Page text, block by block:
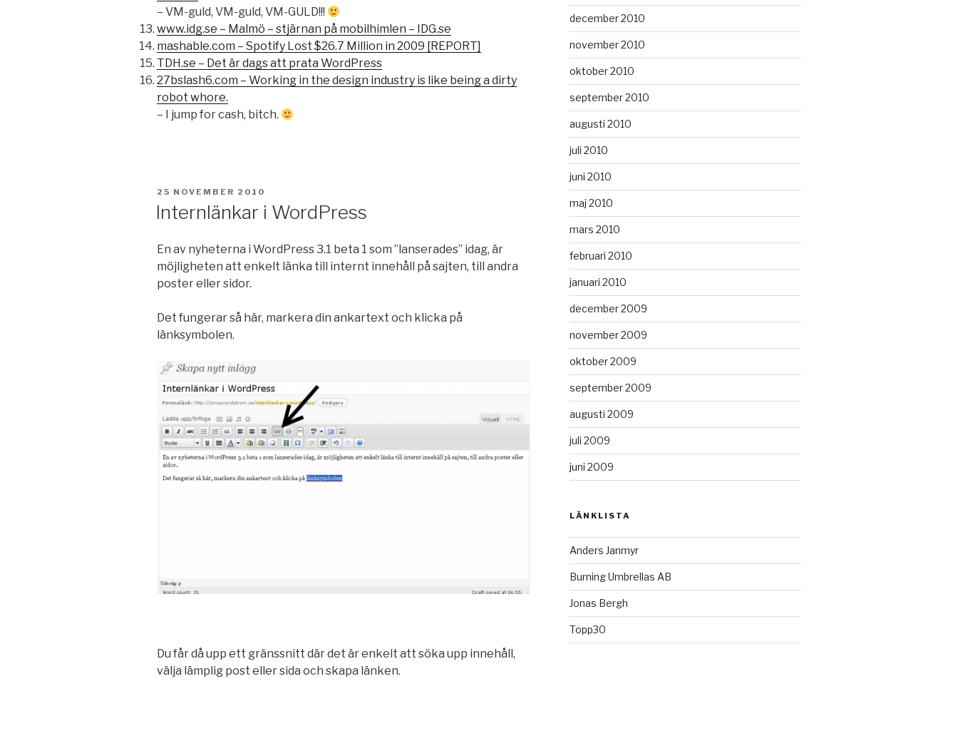
– VM-guld, VM-guld, VM-GULD!!!
www.idg.se – Malmö – stjärnan på mobilhimlen – IDG.se
mashable.com – Spotify Lost $26.7 Million in 2009 [REPORT]
TDH.se – Det är dags att prata WordPress
27bslash6.com – Working in the design industry is like being a dirty
robot whore.
– I jump for cash, bitch.
PUBLICERAT
25 NOVEMBER 2010
Internlänkar i WordPress
En av nyheterna i WordPress 3.1 beta 1 som ”lanserades” idag, är
möjligheten att enkelt länka till internt innehåll på sajten, till andra
poster eller sidor.
Det fungerar så här, markera din ankartext och klicka på
länksymbolen.
Du får då upp ett gränssnitt där det är enkelt att söka upp innehåll,
välja lämplig post eller sida och skapa länken.
december 2010
november 2010
oktober 2010
september 2010
augusti 2010
juli 2010
juni 2010
maj 2010
mars 2010
februari 2010
januari 2010
december 2009
november 2009
oktober 2009
september 2009
augusti 2009
juli 2009
juni 2009
LÄNKLISTA
Anders Janmyr
Burning Umbrellas AB
Jonas Bergh
Topp30